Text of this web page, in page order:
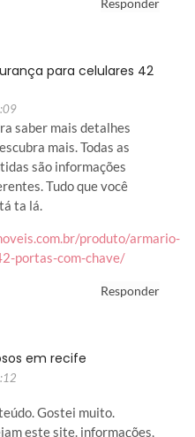
Responder
para celulares 42
saber mais detalhes
mais. Todas as
são informações
Tudo que você
ta lá.
produto/armario-
portas-com-chave/
Responder
em recife
Gostei muito.
este site. informações,